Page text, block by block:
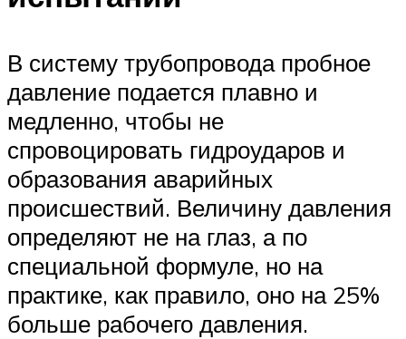
В систему трубопровода пробное
давление подается плавно и
медленно, чтобы не
спровоцировать гидроударов и
образования аварийных
происшествий. Величину давления
определяют не на глаз, а по
специальной формуле, но на
практике, как правило, оно на 25%
больше рабочего давления.